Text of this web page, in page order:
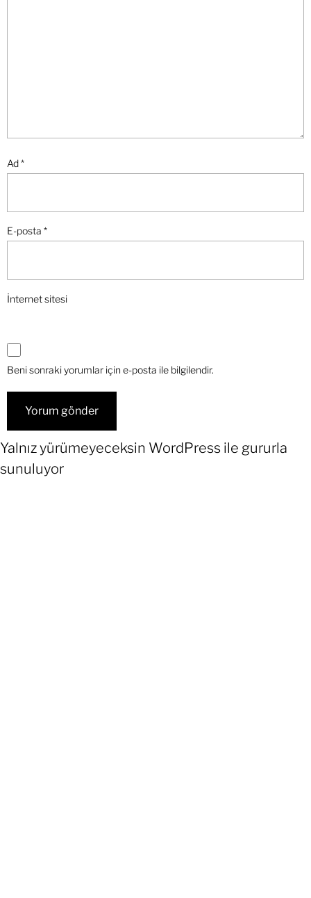
Ad*
E-posta *
İnternet sitesi
Beni sonraki yorumlar için e-posta ile bilgilendir.
Yalnız yürümeyeceksin WordPress ile gururla
sunuluyor